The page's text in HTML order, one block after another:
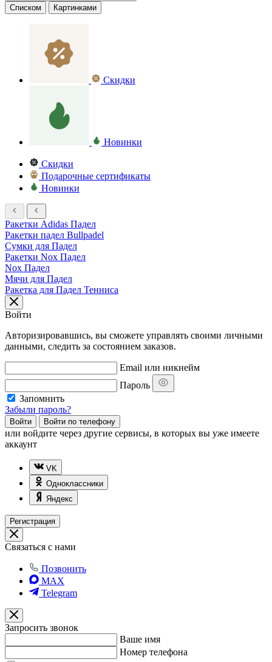
Списком
Картинками
Скидки
Новинки
Скидки
Подарочные сертификаты
Новинки
Ракетки Adidas Падел
Ракетки падел Bullpadel
Сумки для Падел
Ракетки Nox Падел
Nox Падел
Мячи для Падел
Ракетка для Падел Тенниса
Войти
Авторизировавшись, вы сможете управлять своими личными
данными, следить за состоянием заказов.
Email или никнейм
Пароль
Запомнить
Забыли пароль?
Войти Войти по телефону
или войдите через другие сервисы, в которых вы уже имеете
аккаунт
VK
Одноклассники
Яндекс
Регистрация
Связаться с нами
Позвонить
MAX
Telegram
Запросить звонок
Ваше имя
Номер телефона